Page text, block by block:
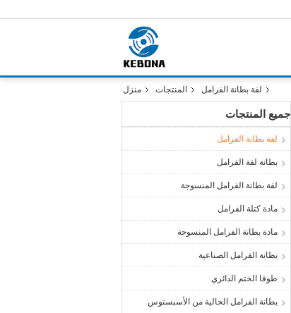
منزل المنتجات لفة بطانة الفرامل
جميع المنتجات
لفة بطانة الفرامل
بطانة لفة الفرامل
لفة بطانة الفرامل المنسوجة
مادة كتلة الفرامل
مادة بطانة الفرامل المنسوجة
بطانة الفرامل الصناعية
طوقا الختم الدائري
بطانة الفرامل الخالية من الأسبستوس